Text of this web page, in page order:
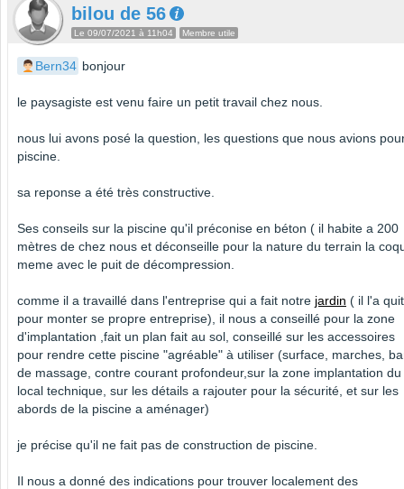
bilou de 56
Le 09/07/2021 à 11h04 Membre utile
Bern34 bonjour
le paysagiste est venu faire un petit travail chez nous.
nous lui avons posé la question, les questions que nous avions
piscine.
sa reponse a été très constructive.
Ses conseils sur la piscine qu'il préconise en béton ( il habite a 200
mètres de chez nous et déconseille pour la nature du terrain la
meme avec le puit de décompression.
comme il a travaillé dans l'entreprise qui a fait notre jardin ( il l'a
pour monter se propre entreprise), il nous a conseillé pour la zone
d'implantation ,fait un plan fait au sol, conseillé sur les accessoires
pour rendre cette piscine "agréable" à utiliser (surface, marches,
de massage, contre courant profondeur,sur la zone implantation du
local technique, sur les détails a rajouter pour la sécurité, et sur les
abords de la piscine a aménager)
je précise qu'il ne fait pas de construction de piscine.
Il nous a donné des indications pour trouver localement des